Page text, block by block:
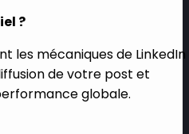
?
les mécaniques de LinkedIn
de votre post et
globale.